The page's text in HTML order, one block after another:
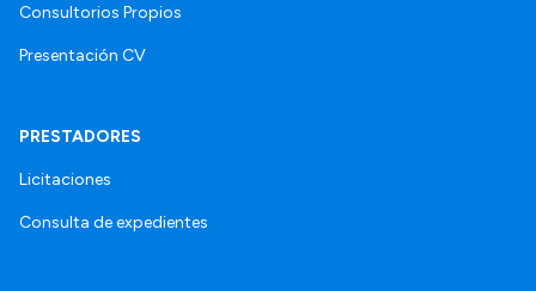
Consultorios Propios
Presentación CV
PRESTADORES
Licitaciones
Consulta de expedientes